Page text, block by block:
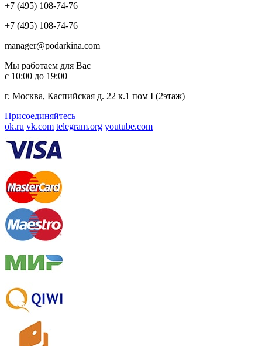
+7 (495) 108-74-76
+7 (495) 108-74-76
manager@podarkina.com
Мы работаем для Вас
с 10:00 до 19:00
г. Москва, Каспийская д. 22 к.1 пом I (2этаж)
Присоединяйтесь
ok.ru vk.com telegram.org youtube.com